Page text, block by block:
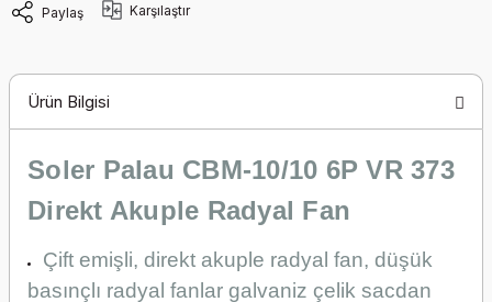
Paylaş Karşılaştır
Ürün Bilgisi
Soler Palau CBM-10/10 6P VR 373
Direkt Akuple Radyal Fan
Çift emişli, direkt akuple radyal fan, düşük
basınçlı radyal fanlar galvaniz çelik sacdan